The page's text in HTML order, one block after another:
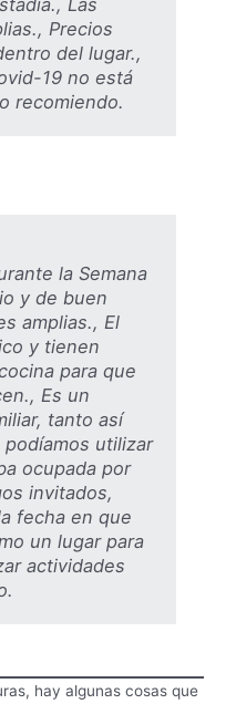
Precios
del lugar.,
19 no está
recomiendo.
la Semana
y de buen
amplias., El
y tienen
para que
Es un
tanto así
utilizar
ocupada por
invitados,
fecha en que
un lugar para
actividades
hay algunas cosas que